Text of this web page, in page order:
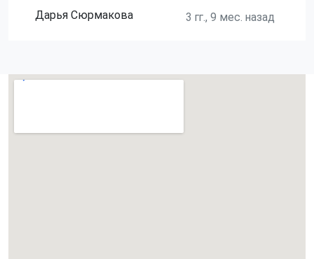
Дарья Сюрмакова 3 гг., 9 мес. назад